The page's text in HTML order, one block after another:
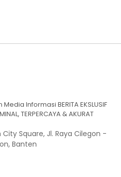
Informasi BERITA EKSLUSIF
TERPERCAYA & AKURAT
Square, Jl. Raya Cilegon -
Banten